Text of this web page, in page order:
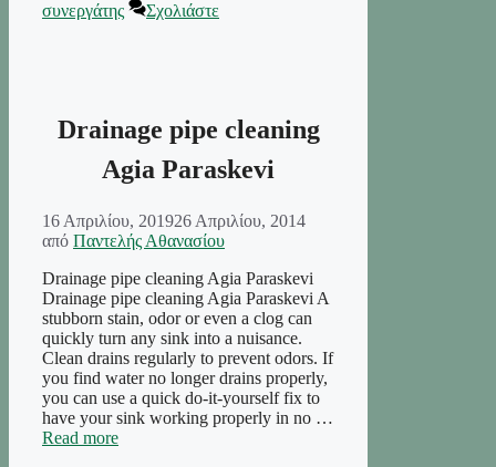
συνεργάτης
Σχολιάστε
Drainage pipe cleaning
Agia Paraskevi
16 Απριλίου, 201926 Απριλίου, 2014
από Παντελής Αθανασίου
Drainage pipe cleaning Agia Paraskevi
Drainage pipe cleaning Agia Paraskevi A
stubborn stain, odor or even a clog can
quickly turn any sink into a nuisance.
Clean drains regularly to prevent odors. If
you find water no longer drains properly,
you can use a quick do-it-yourself fix to
have your sink working properly in no …
Read more